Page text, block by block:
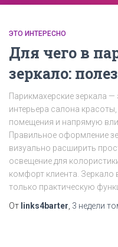
ЭТО ИНТЕРЕСНО
Для чего в
зеркало:
Парикмахерские зеркала
интерьера салона
помещения и напрямую
Правильное оформление
визуально расширить
освещение для
комфорт клиента. Зеркало
только практическую
От links4barter 3 недели